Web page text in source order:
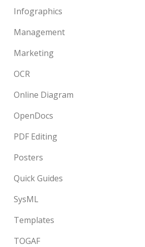
Infographics
Management
Marketing
OCR
Online Diagram
OpenDocs
PDF Editing
Posters
Quick Guides
SysML
Templates
TOGAF